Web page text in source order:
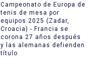
Campeonato de Europa de
tenis de mesa por
equipos 2025 (Zadar,
Croacia) - Francia se
corona 27 años después
y las alemanas defienden
título